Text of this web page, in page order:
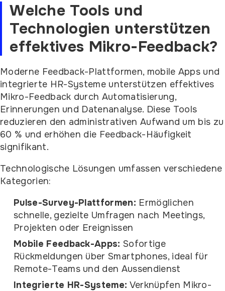
Welche Tools und
Technologien unterstützen
effektives Mikro-Feedback?
Moderne Feedback-Plattformen, mobile Apps und
integrierte HR-Systeme unterstützen effektives
Mikro-Feedback durch Automatisierung,
Erinnerungen und Datenanalyse. Diese Tools
reduzieren den administrativen Aufwand um bis zu
60 % und erhöhen die Feedback-Häufigkeit
signifikant.
Technologische Lösungen umfassen verschiedene
Kategorien:
Pulse-Survey-Plattformen: Ermöglichen
schnelle, gezielte Umfragen nach Meetings,
Projekten oder Ereignissen
Mobile Feedback-Apps: Sofortige
Rückmeldungen über Smartphones, ideal für
Remote-Teams und den Aussendienst
Integrierte HR-Systeme: Verknüpfen Mikro-